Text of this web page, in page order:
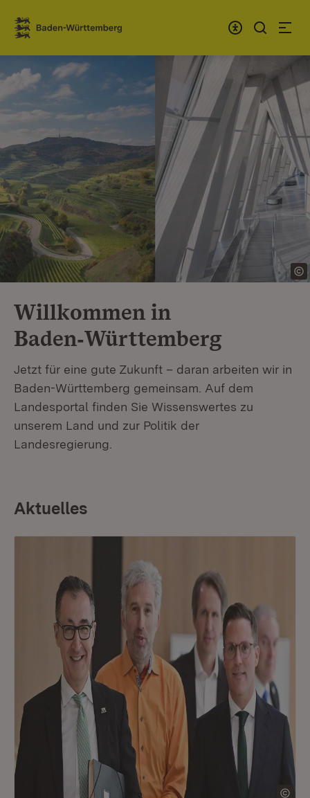
Zum Inhalt springen
Link zur Startseite
Willkommen in
Baden‑Württemberg
Jetzt für eine gute Zukunft – daran arbeiten wir in
Baden-Württemberg gemeinsam. Auf dem
Landesportal finden Sie Wissenswertes zu
unserem Land und zur Politik der
Landesregierung.
Aktuelles